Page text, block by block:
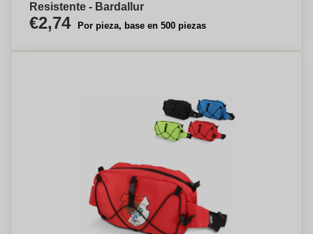
Resistente - Bardallur
€2,74 Por pieza, base en 500 piezas